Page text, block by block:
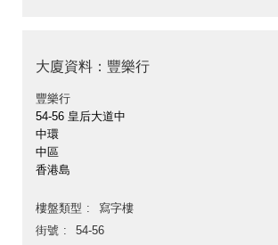
大廈資料：豐樂行
豐樂行
54-56 皇后大道中
中環
中區
香港島
樓盤類型
寫字樓
街號
54-56